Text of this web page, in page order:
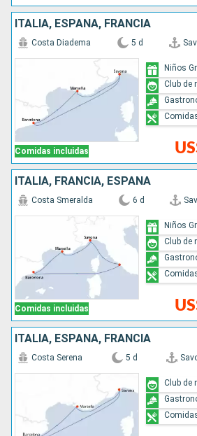
ITALIA, ESPAÑA, FRANCIA
Comidas incluidas
Costa Diadema 5 d
Niños
Club de
ITALIA, FRANCIA, ESPAÑA
Comidas incluidas
Costa Smeralda 6 d
Niños
Club de
ITALIA, ESPAÑA, FRANCIA
Costa Serena 5 d
Club de